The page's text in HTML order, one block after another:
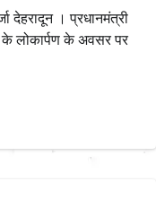
देहरादून । प्रधानमंत्री
के लोकार्पण के अवसर पर